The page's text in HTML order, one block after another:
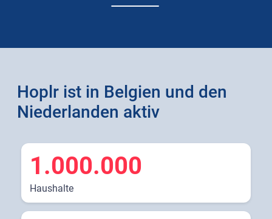
Hoplr ist in Belgien und den
Niederlanden aktiv
1.000.000
Haushalte